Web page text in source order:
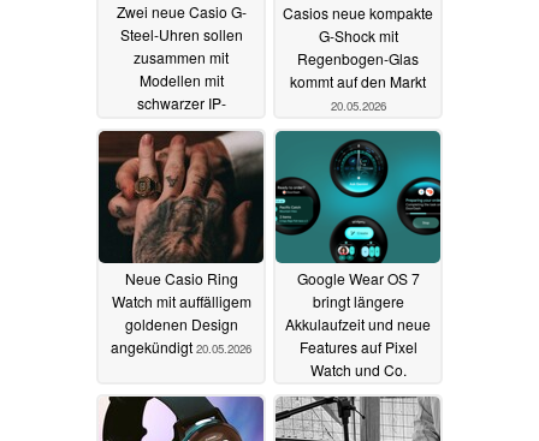
Zwei neue Casio G-
Steel-Uhren sollen
zusammen mit
Modellen mit
schwarzer IP-
Beschichtung starten
20.05.2026
Casios neue kompakte
G-Shock mit
Regenbogen-Glas
kommt auf den Markt
20.05.2026
Neue Casio Ring
Watch mit auffälligem
goldenen Design
angekündigt 20.05.2026
Google Wear OS 7
bringt längere
Akkulaufzeit und neue
Features auf Pixel
Watch und Co.
19.05.2026